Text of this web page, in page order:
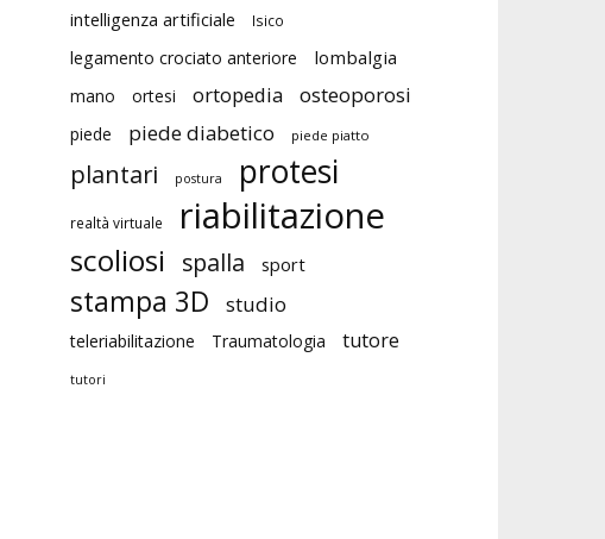
intelligenza artificiale Isico
legamento crociato anteriore lombalgia
mano ortesi ortopedia osteoporosi
piede piede diabetico piede piatto
plantari postura protesi
realtà virtuale riabilitazione
scoliosi spalla sport
stampa 3D studio
teleriabilitazione Traumatologia tutore
tutori